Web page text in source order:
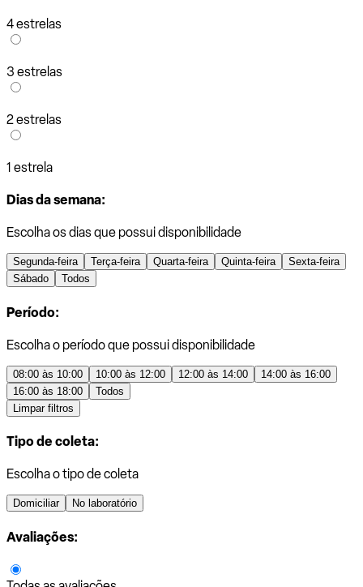
4 estrelas
3 estrelas
2 estrelas
1 estrela
Dias da semana:
Escolha os dias que possui disponibilidade
Segunda-feira Terça-feira Quarta-feira Quinta-feira
Sexta-feira
Sábado
Todos
Período:
Escolha o período que possui disponibilidade
08:00 às 10:00 10:00 às 12:00 12:00 às 14:00
14:00 às 16:00
16:00 às 18:00
Todos
Limpar filtros
Tipo de coleta:
Escolha o tipo de coleta
Domiciliar No laboratório
Avaliações: